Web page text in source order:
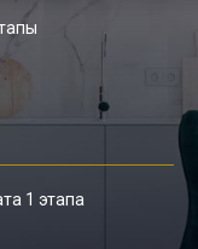
1 этапа